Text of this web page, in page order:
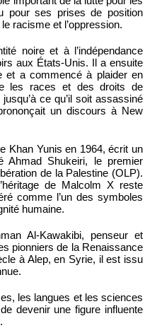
pour ses prises de position
racisme et l’oppression.
noire et à l’indépendance
aux États-Unis. Il a ensuite
et a commencé à plaider en
les races et des droits de
ce qu’il soit assassiné
un discours à New
Khan Yunis en 1964, écrit un
Ahmad Shukeiri, le premier
de la Palestine (OLP).
de Malcolm X reste
comme l’un des symboles
humaine.
Al-Kawakibi, penseur et
pionniers de la Renaissance
à Alep, en Syrie, il est issu
les langues et les sciences
devenir une figure influente